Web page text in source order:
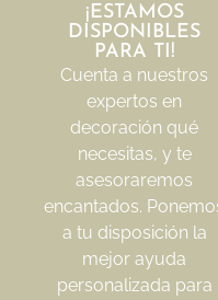
¡ESTAMOS
DISPONIBLES
PARA TI!
Cuenta a nuestros
expertos en
decoración qué
necesitas, y te
asesoraremos
encantados.
a tu disposición la
mejor ayuda
personalizada para